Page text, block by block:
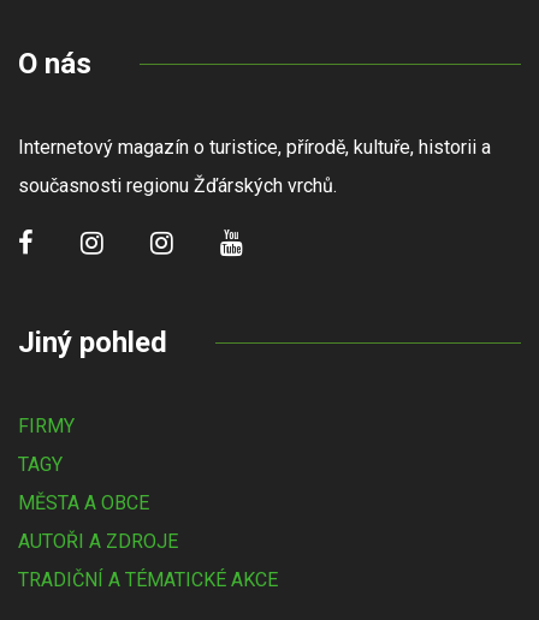
O nás
Internetový magazín o turistice, přírodě, kultuře, historii a
současnosti regionu Žďárských vrchů.
Jiný pohled
FIRMY
TAGY
MĚSTA A OBCE
AUTOŘI A ZDROJE
TRADIČNÍ A TÉMATICKÉ AKCE